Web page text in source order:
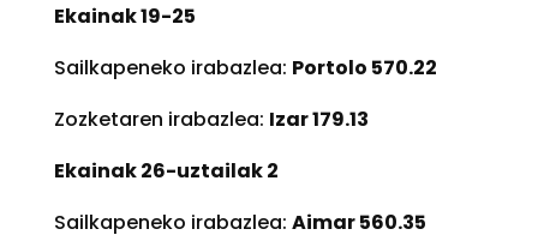
Ekainak 19-25
Sailkapeneko irabazlea: Portolo 570.22
Zozketaren irabazlea: Izar 179.13
Ekainak 26-uztailak 2
Sailkapeneko irabazlea: Aimar 560.35